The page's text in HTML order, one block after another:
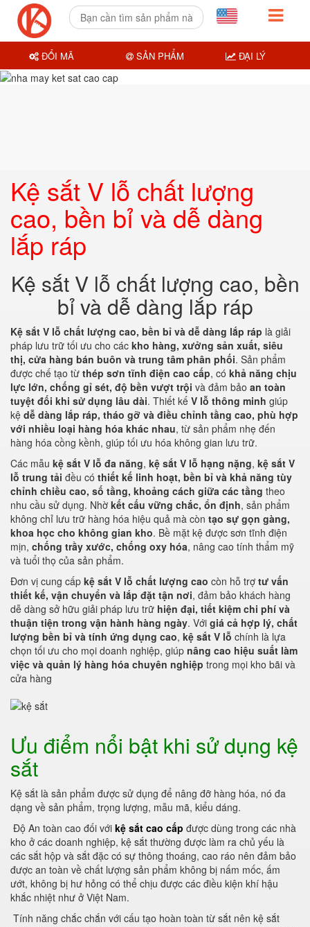
Kệ sắt V lỗ chất lượng
cao, bền bỉ và dễ dàng
lắp ráp
Kệ sắt V lỗ chất lượng cao, bền
bỉ và dễ dàng lắp ráp
Kệ sắt V lỗ chất lượng cao, bền bỉ và dễ dàng lắp ráp là giải
pháp lưu trữ tối ưu cho các kho hàng, xưởng sản xuất, siêu
thị, cửa hàng bán buôn và trung tâm phân phối. Sản phẩm
được chế tạo từ thép sơn tĩnh điện cao cấp, có khả năng chịu
lực lớn, chống gỉ sét, độ bền vượt trội và đảm bảo an toàn
tuyệt đối khi sử dụng lâu dài. Thiết kế V lỗ thông minh giúp
kệ dễ dàng lắp ráp, tháo gỡ và điều chỉnh tầng cao, phù hợp
với nhiều loại hàng hóa khác nhau, từ sản phẩm nhẹ đến
hàng hóa cồng kềnh, giúp tối ưu hóa không gian lưu trữ.
Các mẫu kệ sắt V lỗ đa năng, kệ sắt V lỗ hạng nặng, kệ sắt V
lỗ trung tải đều có thiết kế linh hoạt, bền bỉ và khả năng tùy
chỉnh chiều cao, số tầng, khoảng cách giữa các tầng theo
nhu cầu sử dụng. Nhờ kết cấu vững chắc, ổn định, sản phẩm
không chỉ lưu trữ hàng hóa hiệu quả mà còn tạo sự gọn gàng,
khoa học cho không gian kho. Bề mặt kệ được sơn tĩnh điện
mịn, chống trầy xước, chống oxy hóa, nâng cao tính thẩm mỹ
và tuổi thọ của sản phẩm.
Đơn vị cung cấp kệ sắt V lỗ chất lượng cao còn hỗ trợ tư vấn
thiết kế, vận chuyển và lắp đặt tận nơi, đảm bảo khách hàng
dễ dàng sở hữu giải pháp lưu trữ hiện đại, tiết kiệm chi phí và
thuận tiện trong vận hành hàng ngày. Với giá cả hợp lý, chất
lượng bền bỉ và tính ứng dụng cao, kệ sắt V lỗ chính là lựa
chọn tối ưu cho mọi doanh nghiệp, giúp nâng cao hiệu suất làm
việc và quản lý hàng hóa chuyên nghiệp trong mọi kho bãi và
cửa hàng
Ưu điểm nổi bật khi sử dụng kệ
sắt
Kệ sắt là sản phẩm được sử dụng để nâng đỡ hàng hóa, nó đa
dạng về sản phẩm, trọng lượng, mẫu mã, kiểu dáng.
Độ An toàn cao đối với kệ sắt cao cấp được dùng trong các nhà
kho ở các doanh nghiệp, kệ sắt thường được làm ra chủ yếu là
các sắt hộp và sắt đặc có sự thông thoáng, cao ráo nên đảm bảo
được an toàn về chất lượng sản phẩm không bị nấm mốc, ấm
ướt, không bị hư hỏng có thể chịu được các điều kiện khí hậu
khắc nhiệt như ở Việt Nam.
Tính năng chắc chắn với cấu tạo hoàn toàn từ sắt nên kệ sắt
ĐỔI MÃ SẢN PHẨM ĐẠI LÝ